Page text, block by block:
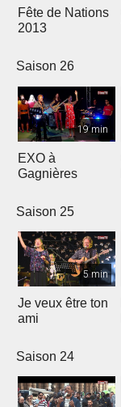
Fête de Nations
2013
Saison 26
19 min
EXO à
Gagnières
Saison 25
5 min
Je veux être ton
ami
Saison 24